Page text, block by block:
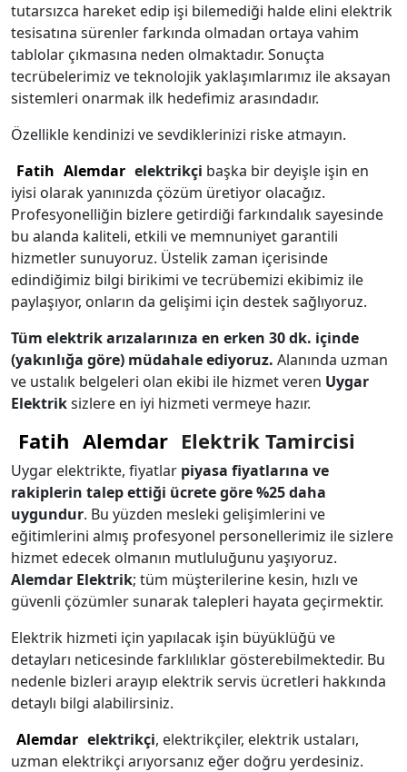
tutarsızca hareket edip işi bilemediği halde elini elektrik
tesisatına sürenler farkında olmadan ortaya vahim
tablolar çıkmasına neden olmaktadır. Sonuçta
tecrübelerimiz ve teknolojik yaklaşımlarımız ile aksayan
sistemleri onarmak ilk hedefimiz arasındadır.
Özellikle kendinizi ve sevdiklerinizi riske atmayın.
Fatih Alemdar elektrikçi başka bir deyişle işin en
iyisi olarak yanınızda çözüm üretiyor olacağız.
Profesyonelliğin bizlere getirdiği farkındalık sayesinde
bu alanda kaliteli, etkili ve memnuniyet garantili
hizmetler sunuyoruz. Üstelik zaman içerisinde
edindiğimiz bilgi birikimi ve tecrübemizi ekibimiz ile
paylaşıyor, onların da gelişimi için destek sağlıyoruz.
Tüm elektrik arızalarınıza en erken 30 dk. içinde
(yakınlığa göre) müdahale ediyoruz. Alanında uzman
ve ustalık belgeleri olan ekibi ile hizmet veren Uygar
Elektriksizlere en iyi hizmeti vermeye hazır.
Fatih Alemdar Elektrik Tamircisi
Uygar elektrikte, fiyatlar piyasa fiyatlarına ve
rakiplerin talep ettiği ücrete göre %25 daha
uygundur. Bu yüzden mesleki gelişimlerini ve
eğitimlerini almış profesyonel personellerimiz ile sizlere
hizmet edecek olmanın mutluluğunu yaşıyoruz.
Alemdar Elektrik; tüm müşterilerine kesin, hızlı ve
güvenli çözümler sunarak talepleri hayata geçirmektir.
Elektrik hizmeti için yapılacak işin büyüklüğü ve
detayları neticesinde farklılıklar gösterebilmektedir. Bu
nedenle bizleri arayıp elektrik servis ücretleri hakkında
detaylı bilgi alabilirsiniz.
Alemdar elektrikçi, elektrikçiler, elektrik ustaları,
uzman elektrikçi arıyorsanız eğer doğru yerdesiniz.